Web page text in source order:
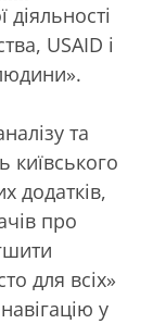
діяльності
USAID і
та
київського
додатків,
про
для всіх»
у